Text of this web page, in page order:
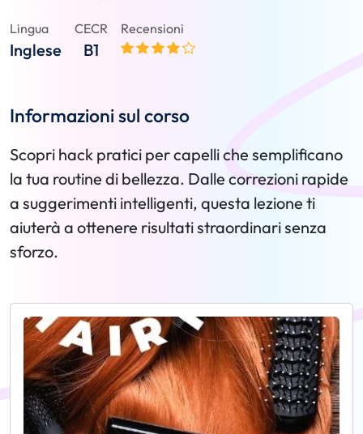
Lingua
Inglese
CECR
B1
Recensioni
Informazioni sul corso
Scopri hack pratici per capelli che semplificano
la tua routine di bellezza. Dalle correzioni rapide
a suggerimenti intelligenti, questa lezione ti
aiuterà a ottenere risultati straordinari senza
sforzo.